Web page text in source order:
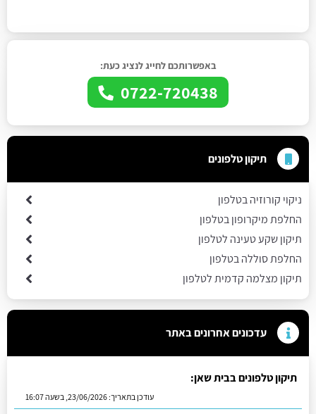
באפשרותכם לחייג לנציג כעת:
0722-720438
תיקון טלפונים
ניקוי קורוזיה בטלפון
החלפת מיקרופון בטלפון
תיקון שקע טעינה לטלפון
החלפת סוללה בטלפון
תיקון מצלמה קדמית לטלפון
עדכונים אחרונים באתר
תיקון טלפונים בבית שאן:
עודכן בתאריך: 23/06/2026, בשעה 16:07